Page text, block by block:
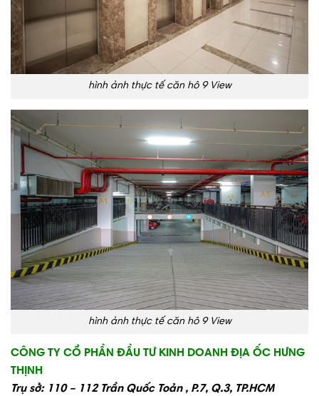
hình ảnh thực tế căn hô 9 View
hình ảnh thực tế căn hô 9 View
CÔNG TY CỔ PHẦN ĐẦU TƯ KINH DOANH ĐỊA ỐC HƯNG
THỊNH
Trụ sở: 110 – 112 Trần Quốc Toản , P.7, Q.3, TP.HCM